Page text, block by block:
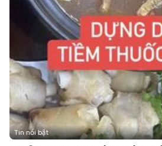
Tin nổi bật